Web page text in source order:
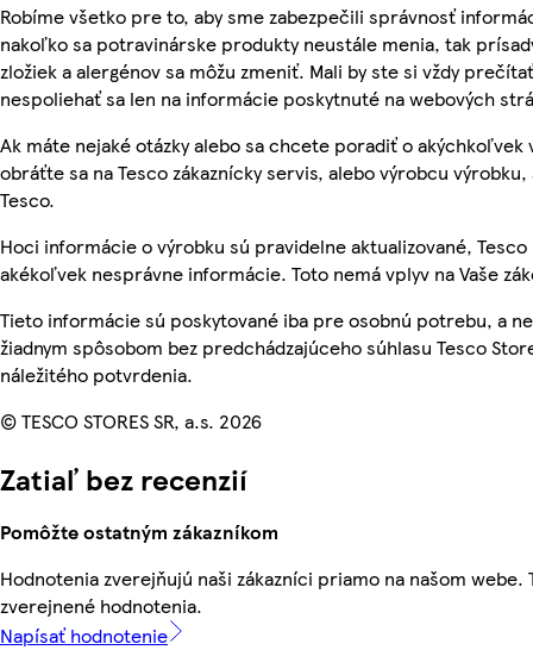
Robíme všetko pre to, aby sme zabezpečili správnosť
nakoľko sa potravinárske produkty neustále menia, tak
zložiek a alergénov sa môžu zmeniť. Mali by ste si vždy
nespoliehať sa len na informácie poskytnuté na webových
Ak máte nejaké otázky alebo sa chcete poradiť o akýchkoľvek
obráťte sa na Tesco zákaznícky servis, alebo výrobcu
Tesco.
Hoci informácie o výrobku sú pravidelne aktualizované,
akékoľvek nesprávne informácie. Toto nemá vplyv na Vaše
Tieto informácie sú poskytované iba pre osobnú potrebu, a
žiadnym spôsobom bez predchádzajúceho súhlasu Tesco
náležitého potvrdenia.
© TESCO STORES SR, a.s. 2026
Zatiaľ bez recenzií
Pomôžte ostatným zákazníkom
Hodnotenia zverejňujú naši zákazníci priamo na našom webe.
zverejnené hodnotenia.
Napísať hodnotenie